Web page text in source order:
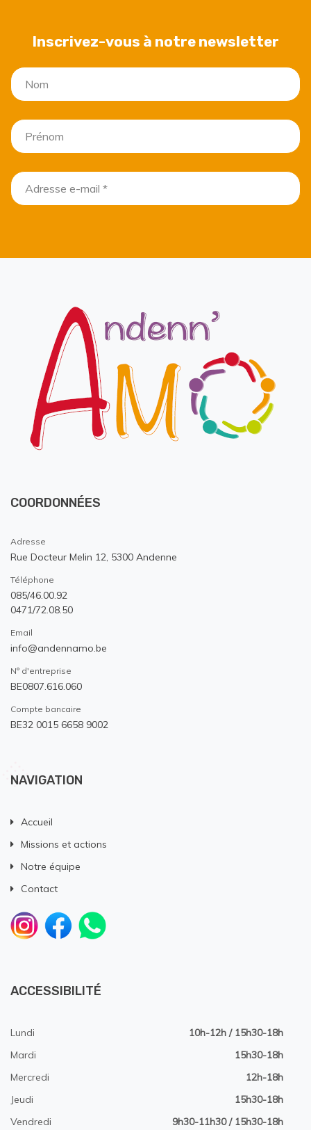
Inscrivez-vous à notre newsletter
COORDONNÉES
Adresse
Rue Docteur Melin 12, 5300 Andenne
Téléphone
085/46.00.92
0471/72.08.50
Email
info@andennamo.be
N° d'entreprise
BE0807.616.060
Compte bancaire
BE32 0015 6658 9002
NAVIGATION
Accueil
Missions et actions
Notre équipe
Contact
ACCESSIBILITÉ
Lundi
10h-12h / 15h30-18h
Mardi
15h30-18h
Mercredi
12h-18h
Jeudi
15h30-18h
Vendredi
9h30-11h30 / 15h30-18h